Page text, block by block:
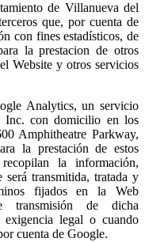
de Villanueva del
que, por cuenta de
con fines estadísticos, de
la prestacion de otros
Website y otros servicios
Analytics, un servicio
Inc. con domicilio en los
Amphitheatre Parkway,
la prestación de estos
la información,
transmitida, tratada y
fijados en la Web
transmisión de dicha
legal o cuando
cuenta de Google.